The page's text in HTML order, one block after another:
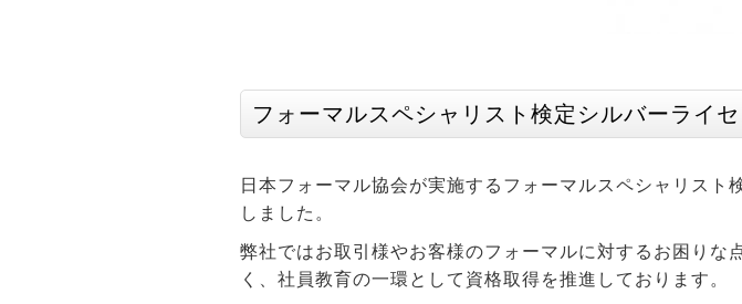
フォーマルスペシャリスト検定シルバーライ
日本フォーマル協会が実施するフォーマルスペシャリス
しました。
弊社ではお取引様やお客様のフォーマルに対するお困り
く、社員教育の一環として資格取得を推進しております。